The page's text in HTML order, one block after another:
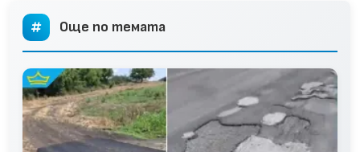
Още по темата